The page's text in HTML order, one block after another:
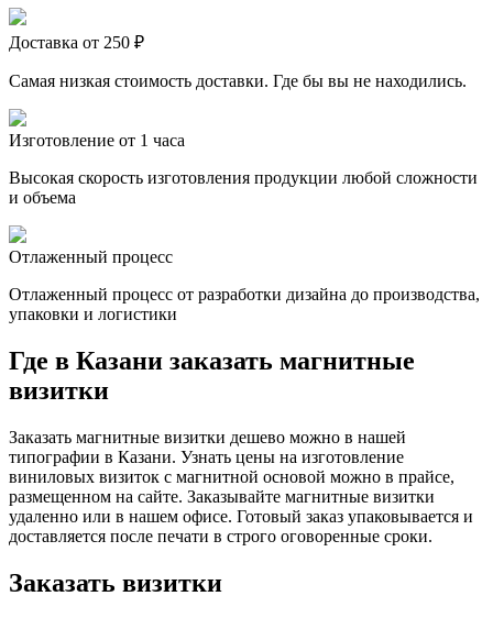
Доставка от 250 ₽
Самая низкая стоимость доставки. Где бы вы не находились.
Изготовление от 1 часа
Высокая скорость изготовления продукции любой сложности
и объема
Отлаженный процесс
Отлаженный процесс от разработки дизайна до производства,
упаковки и логистики
Где в Казани заказать магнитные
визитки
Заказать магнитные визитки дешево можно в нашей
типографии в Казани. Узнать цены на изготовление
виниловых визиток с магнитной основой можно в прайсе,
размещенном на сайте. Заказывайте магнитные визитки
удаленно или в нашем офисе. Готовый заказ упаковывается и
доставляется после печати в строго оговоренные сроки.
Заказать визитки